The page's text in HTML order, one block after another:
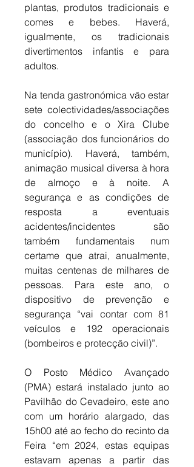
plantas, produtos tradicionais e
comes e bebes. Haverá,
igualmente, os tradicionais
divertimentos infantis e para
adultos.
Na tenda gastronómica vão estar
sete colectividades/associações
do concelho e o Xira Clube
(associação dos funcionários do
município). Haverá, também,
animação musical diversa à hora
de almoço e à noite. A
segurança e as condições de
resposta a eventuais
acidentes/incidentes são
também fundamentais num
certame que atrai, anualmente,
muitas centenas de milhares de
pessoas. Para este ano, o
dispositivo de prevenção e
segurança “vai contar com 81
veículos e 192 operacionais
(bombeiros e protecção civil)”.
O Posto Médico Avançado
(PMA) estará instalado junto ao
Pavilhão do Cevadeiro, este ano
com um horário alargado, das
15h00 até ao fecho do recinto da
Feira “em 2024, estas equipas
estavam apenas a partir das